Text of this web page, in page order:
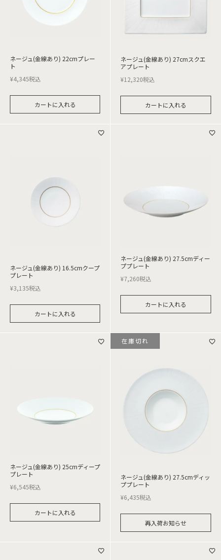
ネージュ(金線あり) 22cmプレー
ト
¥4,345税込
カートに入れる
ネージュ(金線あり) 27cmスクエ
アプレート
¥12,320税込
カートに入れる
ネージュ(金線あり) 16.5cmクープ
プレート
¥3,135税込
カートに入れる
ネージュ(金線あり) 27.5cmディー
ププレート
¥7,260税込
カートに入れる
ネージュ(金線あり) 25cmディープ
プレート
¥6,545税込
カートに入れる
ネージュ(金線あり) 27.5cmディッ
ププレート
¥6,435税込
再入荷お知らせ
在庫切れ